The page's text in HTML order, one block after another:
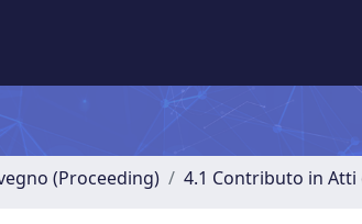
(Proceeding) 4.1 Contributo in Atti